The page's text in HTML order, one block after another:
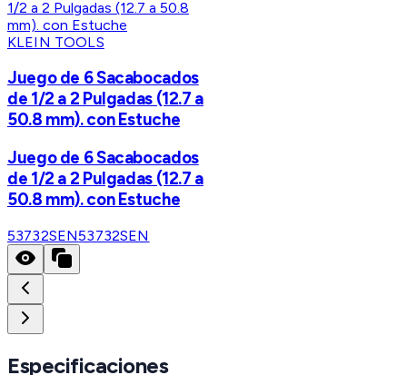
KLEIN TOOLS
Juego de 6 Sacabocados
de 1/2 a 2 Pulgadas (12.7 a
50.8 mm). con Estuche
Juego de 6 Sacabocados
de 1/2 a 2 Pulgadas (12.7 a
50.8 mm). con Estuche
53732SEN53732SEN
Especificaciones